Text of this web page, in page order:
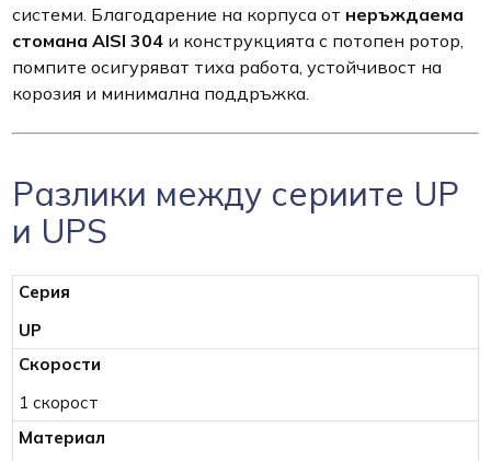
системи. Благодарение на корпуса от неръждаема
стомана AISI 304 и конструкцията с потопен ротор,
помпите осигуряват тиха работа, устойчивост на
корозия и минимална поддръжка.
Разлики между сериите UP
и UPS
UP
1 скорост